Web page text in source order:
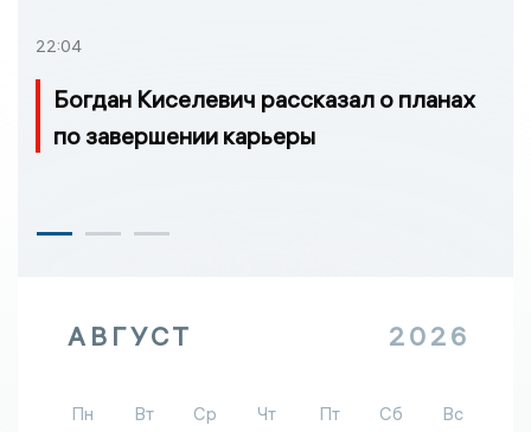
22:04
Богдан Киселевич рассказал о планах
по завершении карьеры
АВГУСТ 2026
Пн Вт Ср Чт Пт Сб
Вс